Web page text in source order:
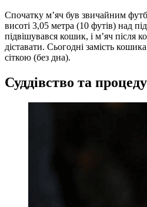
Спочатку м’яч був звичайним
висоті 3,05 метра (10 футів) над
підвішувався кошик, і м’яч після
діставати. Сьогодні замість
сіткою (без дна).
Суддівство та